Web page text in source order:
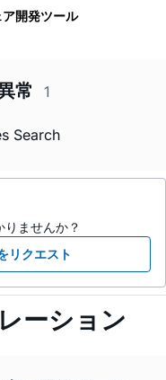
開発ツール
常 1
Search
ませんか？
リクエスト
ーション